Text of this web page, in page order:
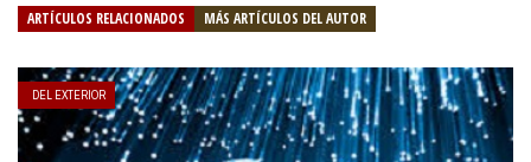
ARTÍCULOS RELACIONADOS MÁS ARTÍCULOS DEL AUTOR
DEL EXTERIOR